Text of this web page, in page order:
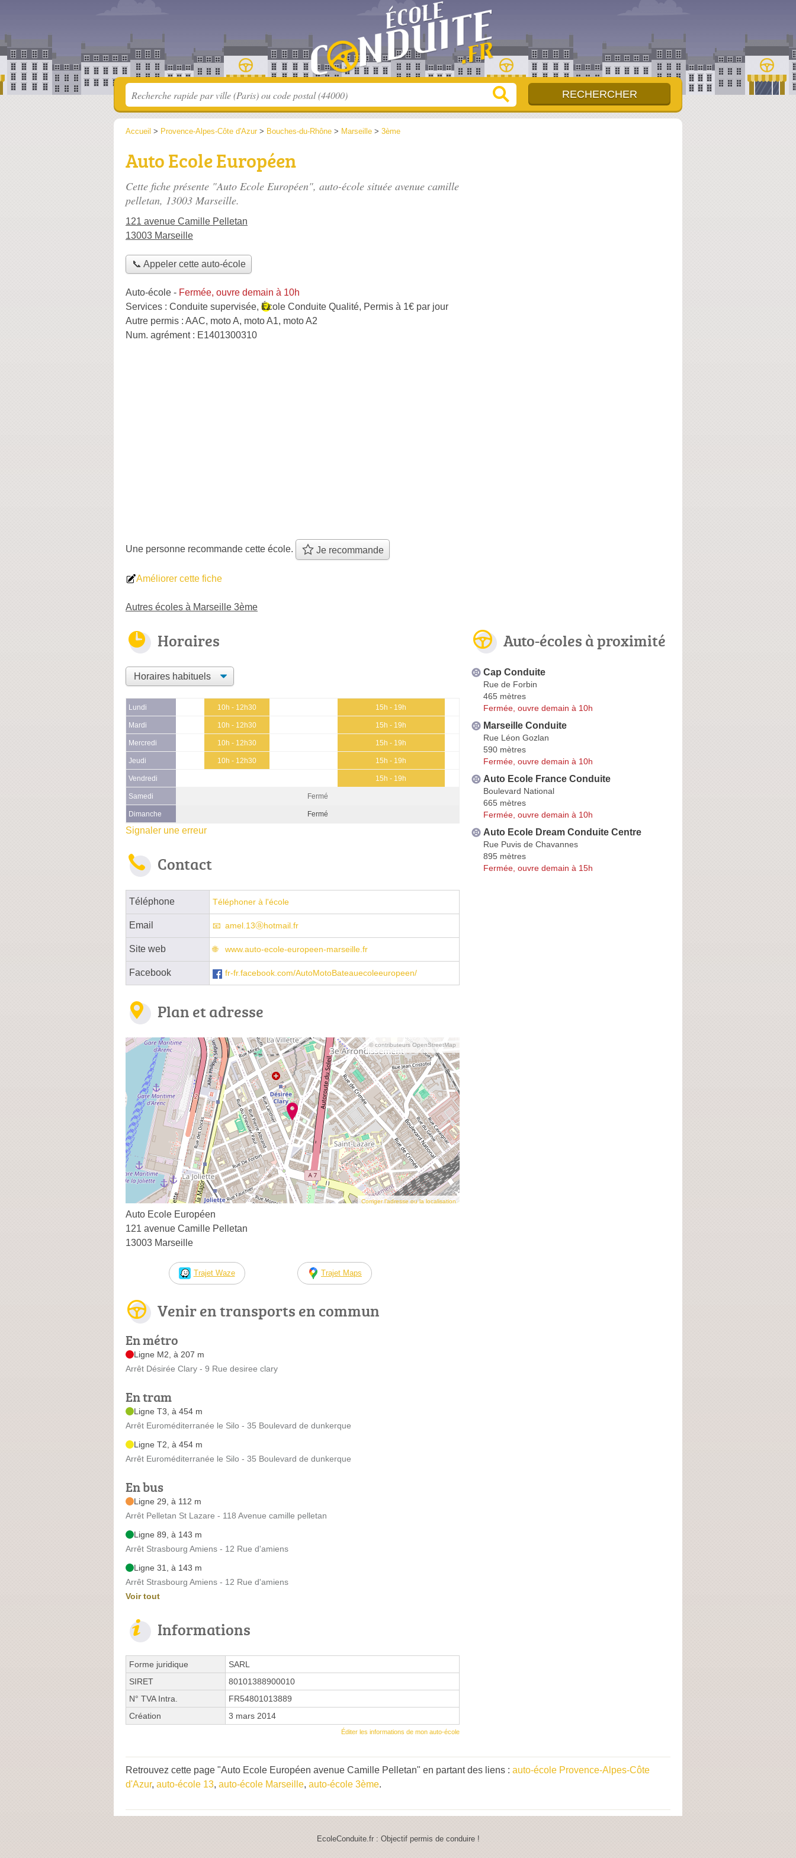
Accueil > Provence-Alpes-Côte d'Azur> Bouches-du-Rhône > Marseille > 3ème
Auto Ecole Européen
Cette fiche présente "Auto Ecole Européen", auto-école située avenue camille
pelletan, 13003 Marseille.
121 avenue Camille Pelletan
13003 Marseille
📞 Appeler cette auto-école
Auto-école - Fermée, ouvre demain à 10h
Services : Conduite supervisée, École Conduite Qualité, Permis à 1€ par jour
Autre permis : AAC, moto A, moto A1, moto A2
Num. agrément : E1401300310
Une personne recommande cette école. Je recommande
Améliorer cette fiche
Autres écoles à Marseille 3ème
Horaires
Lundi 10h - 12h30 15h - 19h
Mardi 10h - 12h30 15h - 19h
Mercredi 10h - 12h30 15h - 19h
Jeudi 10h - 12h30 15h - 19h
Vendredi 15h - 19h
Samedi Fermé
Dimanche Fermé
Signaler une erreur
Contact
Téléphone Téléphoner à l'école
Email amel.13ⓐhotmail.fr
Site web www.auto-ecole-europeen-marseille.fr
Facebook fr-fr.facebook.com/AutoMotoBateauecoleeuropeen/
Plan et adresse
© contributeurs OpenStreetMap
Corriger l’adresse ou la localisation
Auto Ecole Européen
121 avenue Camille Pelletan
13003 Marseille
Trajet Waze Trajet Maps
Venir en transports en commun
En métro
Ligne M2, à 207 m
Arrêt Désirée Clary - 9 Rue desiree clary
En tram
Ligne T3, à 454 m
Arrêt Euroméditerranée le Silo - 35 Boulevard de dunkerque
Ligne T2, à 454 m
Arrêt Euroméditerranée le Silo - 35 Boulevard de dunkerque
En bus
Ligne 29, à 112 m
Arrêt Pelletan St Lazare - 118 Avenue camille pelletan
Ligne 89, à 143 m
Arrêt Strasbourg Amiens - 12 Rue d'amiens
Ligne 31, à 143 m
Arrêt Strasbourg Amiens - 12 Rue d'amiens
Voir tout
Informations
Forme juridique
SARL
SIRET
80101388900010
N° TVA Intra.
FR54801013889
Création
3 mars 2014
Éditer les informations de mon auto-école
Auto-écoles à proximité
Cap Conduite
Rue de Forbin
465 mètres
Fermée, ouvre demain à 10h
Marseille Conduite
Rue Léon Gozlan
590 mètres
Fermée, ouvre demain à 10h
Auto Ecole France Conduite
Boulevard National
665 mètres
Fermée, ouvre demain à 10h
Auto Ecole Dream Conduite Centre
Rue Puvis de Chavannes
895 mètres
Fermée, ouvre demain à 15h
Retrouvez cette page "Auto Ecole Européen avenue Camille Pelletan" en partant des liens : auto-école Provence-Alpes-Côte
d'Azur, auto-école 13, auto-école Marseille, auto-école 3ème.
EcoleConduite.fr : Objectif permis de conduire !